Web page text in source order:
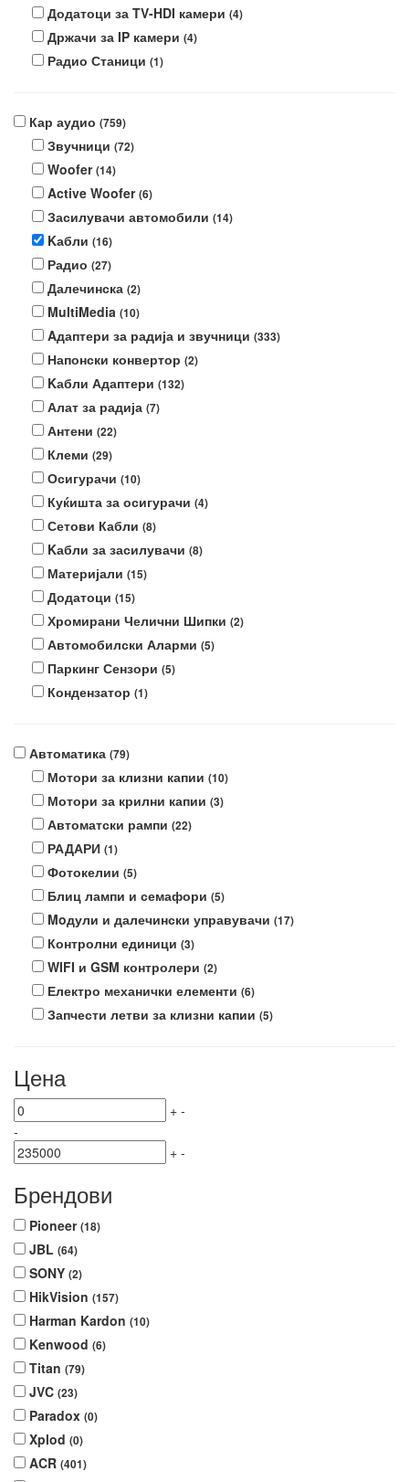
Додатоци за TV-HDI камери (4)
Држачи за IP камери (4)
Радио Станици (1)
Кар аудио (759)
Звучници (72)
Woofer(14)
Active Woofer(6)
Засилувачи автомобили (14)
Kабли (16)
Радио (27)
Далечинска (2)
MultiMedia (10)
Aдаптери за радија и звучници (333)
Напонски конвертор (2)
Kабли Адаптери (132)
Алат за радија (7)
Антени (22)
Клеми (29)
Осигурачи (10)
Куќишта за осигурачи (4)
Сетови Кабли (8)
Kабли за засилувачи (8)
Материјали (15)
Додатоци (15)
Хромирани Челични Шипки (2)
Автомобилски Аларми (5)
Паркинг Сензори (5)
Кондензатор (1)
Автоматика (79)
Мотори за клизни капии (10)
Мотори за крилни капии (3)
Автоматски рампи (22)
РАДАРИ (1)
Фотокелии (5)
Блиц лампи и семафори (5)
Moдули и далечински управувачи (17)
Контролни единици (3)
WIFI и GSM контролери (2)
Електро механички елементи (6)
Запчести летви за клизни капии (5)
Цена
+ -
-
+ -
Брендови
Pioneer(18)
JBL (64)
SONY (2)
HikVision (157)
Harman Kardon (10)
Kenwood (6)
Titan (79)
JVC (23)
Paradox (0)
Xplod (0)
ACR (401)